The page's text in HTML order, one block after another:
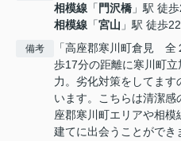
相模線 「 門沢橋 」駅 徒
相模線 「宮山 」駅 徒歩
備考
「高座郡寒川町倉見
歩17分の距離に寒川町
力。劣化対策をしてま
います。こちらは清潔
座郡寒川町エリアや相
建てに出会うことができ